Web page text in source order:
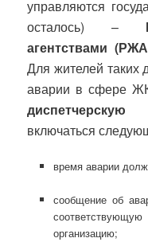
управляются
осталось) –
агентствами
Для жителей
аварии в сфере
включаться
время аварии
сообщение об
организацию;